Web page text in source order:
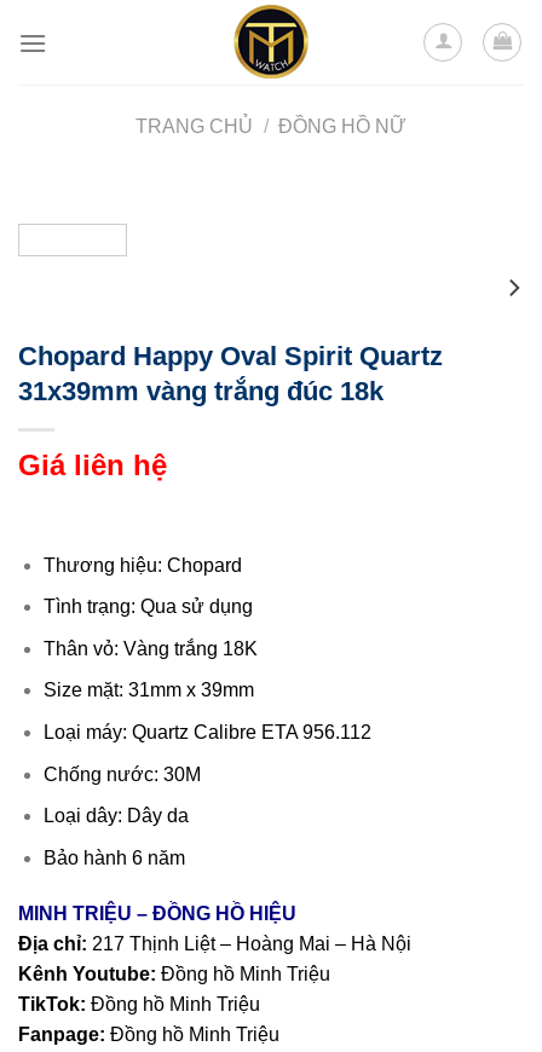
TRANG CHỦ / ĐỒNG HỒ NỮ
Chopard Happy Oval Spirit Quartz
31x39mm vàng trắng đúc 18k
Giá liên hệ
Thương hiệu: Chopard
Tình trạng: Qua sử dụng
Thân vỏ: Vàng trắng 18K
Size mặt: 31mm x 39mm
Loại máy: Quartz Calibre ETA 956.112
Chống nước: 30M
Loại dây: Dây da
Bảo hành 6 năm
MINH TRIỆU – ĐỒNG HỒ HIỆU
Địa chỉ: 217 Thịnh Liệt – Hoàng Mai – Hà Nội
Kênh Youtube: Đồng hồ Minh Triệu
TikTok: Đồng hồ Minh Triệu
Fanpage: Đồng hồ Minh Triệu